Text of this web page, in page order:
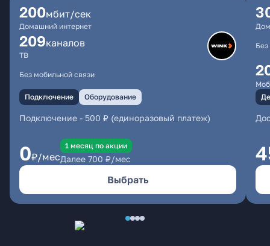
200мбит/сек
Домашний интернет
209каналов
ТВ
Без мобильной связи
Подключение Оборудование
Подключение - 500 ₽ (единоразовый платеж)
0₽/мес
1 месяц по акции
Далее 700 ₽/мес
Выбрать